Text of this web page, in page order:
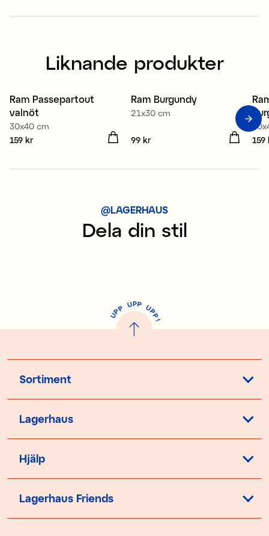
Liknande produkter
3 för 2
Ram Passepartout
valnöt
30x40 cm
Pris :159 kr
159 kr
3 för 2
Ram Burgundy
21x30 cm
Pris:
99 kr Pris
159
@LAGERHAUS
Dela din stil
U
P
P UPP UP
P
!
Sortiment
Lagerhaus
Hjälp
Lagerhaus Friends